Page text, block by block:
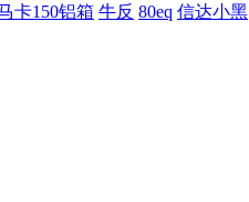
卡150铝箱 牛反 80eq 信达小黑